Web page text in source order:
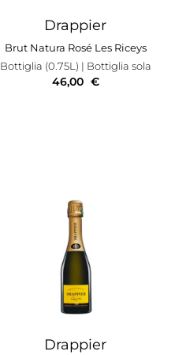
Drappier
Brut Natura Rosé Les Riceys
Bottiglia (0.75L) | Bottiglia sola
46,00 €
Drappier